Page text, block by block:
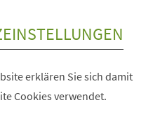
erklären Sie sich damit
Cookies verwendet.